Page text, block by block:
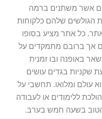
אשר משתנים ברמה
הגולשים שלהם כלקוחות
כל אתר מציע בסופו
אך ברובם מתמקדים על
באופנה ובו זמנית
שקניות בגדים עושים
עולם ומלואו. תחשבי על
ללימודים או לעבודה
בשעה חמש בערב.